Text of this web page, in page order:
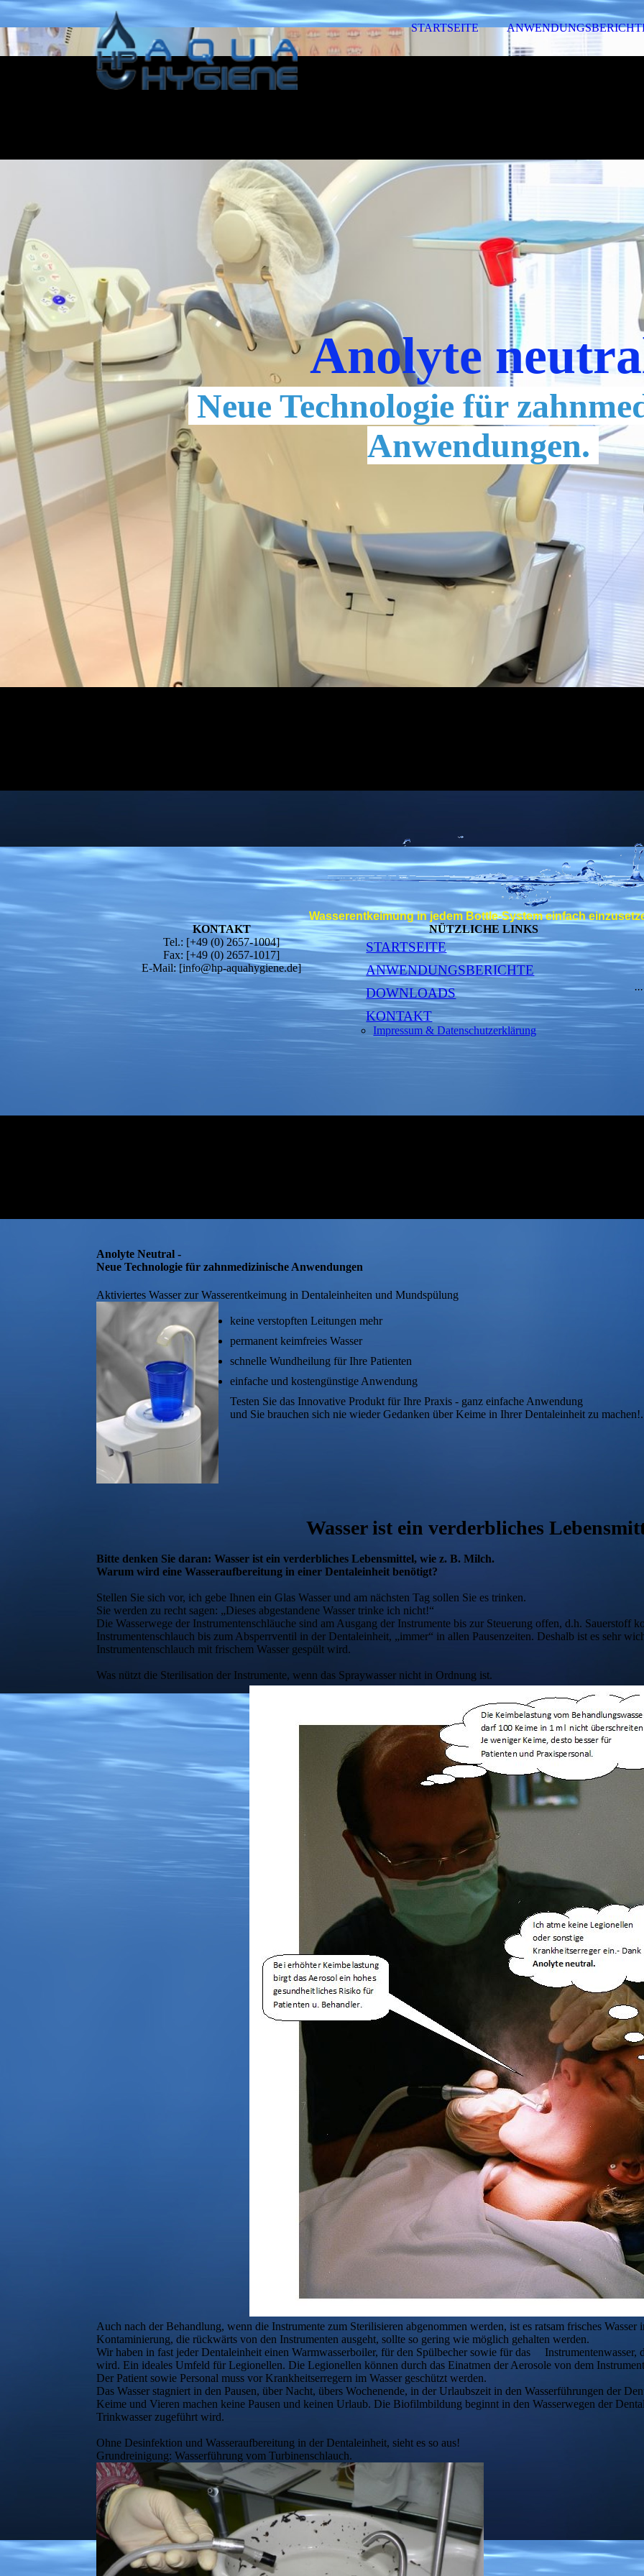
STARTSEITE
Anolyte
Neue Technologie für
Anwendungen.
Wasserentkeimung in jedem Bottle-System einfach
KONTAKT
Tel.: [+49 (0) 2657-1004]
Fax: [+49 (0) 2657-1017]
E-Mail: [info@hp-aquahygiene.de]
NÜTZLICHE LINKS
STARTSEITE
ANWENDUNGSBERICHTE
DOWNLOADS
KONTAKT
Impressum & Datenschutzerklärung
Anolyte Neutral -
Neue Technologie für zahnmedizinische Anwendungen
Aktiviertes Wasser zur Wasserentkeimung in Dentaleinheiten und Mundspülung
keine verstopften Leitungen mehr
permanent keimfreies Wasser
schnelle Wundheilung für Ihre Patienten
einfache und kostengünstige Anwendung
Testen Sie das Innovative Produkt für Ihre Praxis - ganz einfache Anwendung
und Sie brauchen sich nie wieder Gedanken über Keime in Ihrer Dentaleinheit zu machen!.
Wasser ist ein verderbliches
Bitte denken Sie daran: Wasser ist ein verderbliches Lebensmittel, wie z. B. Milch.
Warum wird eine Wasseraufbereitung in einer Dentaleinheit benötigt?
Stellen Sie sich vor, ich gebe Ihnen ein Glas Wasser und am nächsten Tag sollen Sie es trinken.
Sie werden zu recht sagen: „Dieses abgestandene Wasser trinke ich nicht!“
Die Wasserwege der Instrumentenschläuche sind am Ausgang der Instrumente bis zur Steuerung offen, d.h. Sauerstoff
Instrumentenschlauch bis zum Absperrventil in der Dentaleinheit, „immer“ in allen Pausenzeiten. Deshalb ist es sehr
Instrumentenschlauch mit frischem Wasser gespült wird.
Was nützt die Sterilisation der Instrumente, wenn das Spraywasser nicht in Ordnung ist.
Auch nach der Behandlung, wenn die Instrumente zum Sterilisieren abgenommen werden, ist es ratsam frisches
Kontaminierung, die rückwärts von den Instrumenten ausgeht, sollte so gering wie möglich gehalten werden.
Wir haben in fast jeder Dentaleinheit einen Warmwasserboiler, für den Spülbecher sowie für das Instrumentenwasser,
wird. Ein ideales Umfeld für Legionellen. Die Legionellen können durch das Einatmen der Aerosole von dem
Der Patient sowie Personal muss vor Krankheitserregern im Wasser geschützt werden.
Das Wasser stagniert in den Pausen, über Nacht, übers Wochenende, in der Urlaubszeit in den Wasserführungen der
Keime und Vieren machen keine Pausen und keinen Urlaub. Die Biofilmbildung beginnt in den Wasserwegen der
Trinkwasser zugeführt wird.
Ohne Desinfektion und Wasseraufbereitung in der Dentaleinheit, sieht es so aus!
Grundreinigung: Wasserführung vom Turbinenschlauch.